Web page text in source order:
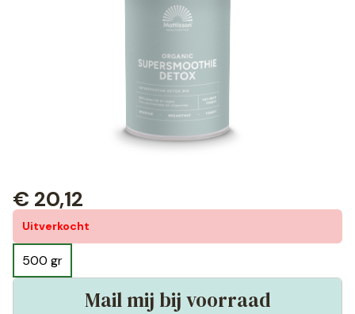
Uitverkocht
500 gr
€ 20,12
Mail mij bij voorraad